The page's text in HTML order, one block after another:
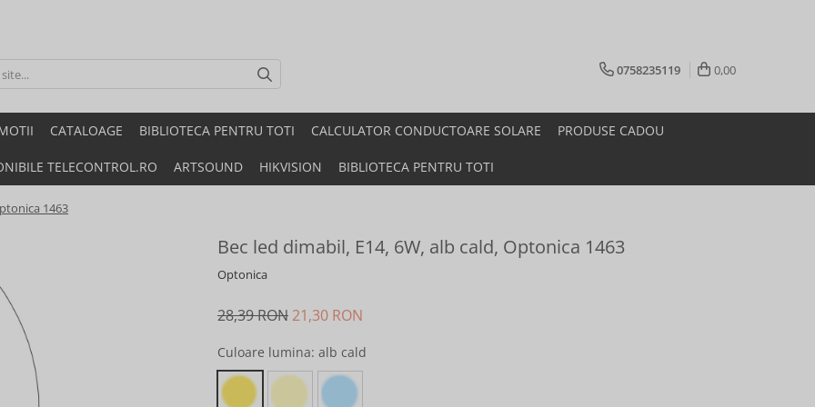
0758235119 0,00
CATALOAGE BIBLIOTECA PENTRU TOTI CALCULATOR CONDUCTOARE SOLARE PRODUSE CADOU
TELECONTROL.RO ARTSOUND HIKVISION BIBLIOTECA PENTRU TOTI
1463
Bec led dimabil, E14, 6W, alb cald, Optonica 1463
Optonica
28,39 RON 21,30 RON
Culoare lumina: alb cald